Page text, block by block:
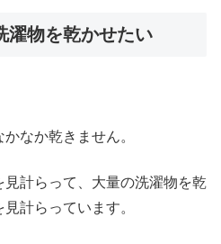
濯物を乾かせたい
なか乾きません。
計らって、大量の洗濯物を乾
計らっています。